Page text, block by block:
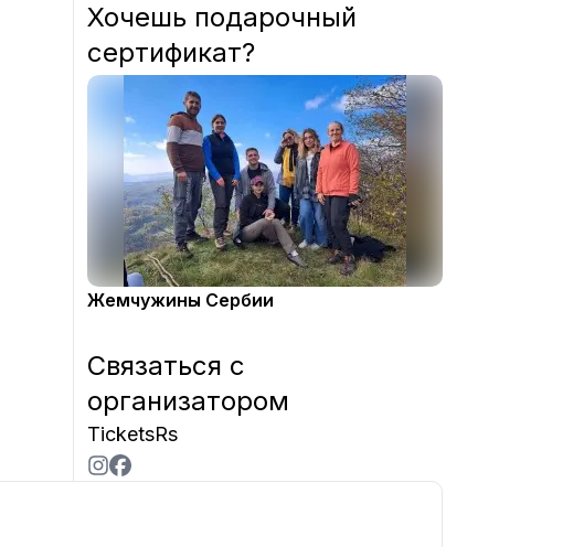
Хочешь подарочный
сертификат?
Жемчужины Сербии
Связаться с
организатором
TicketsRs